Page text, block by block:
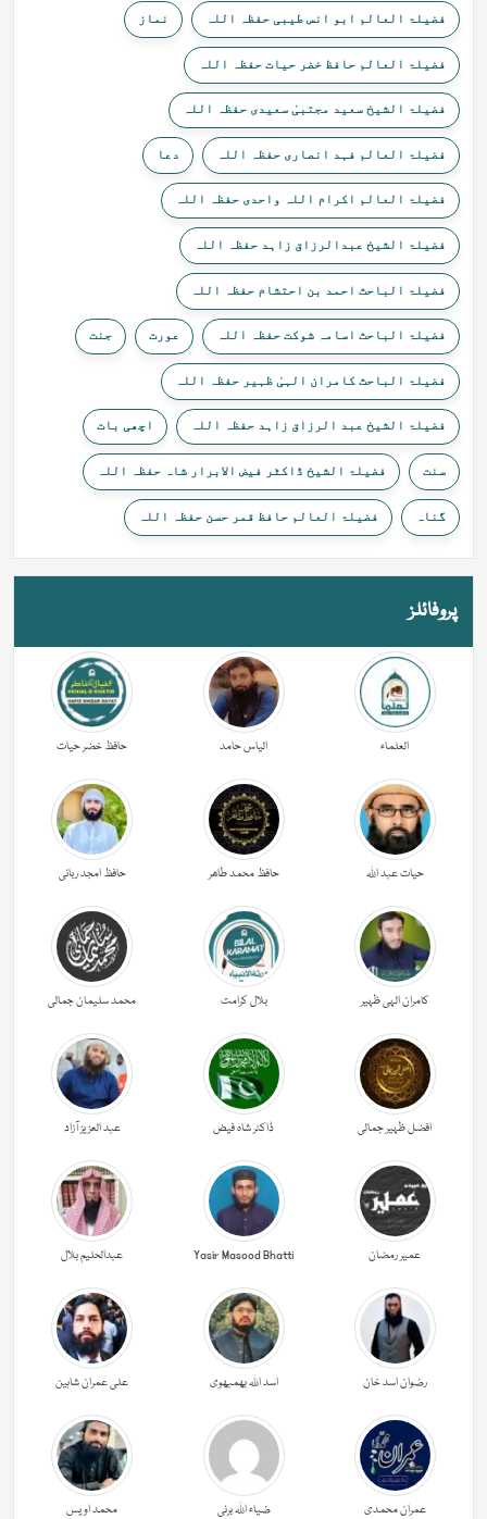
فضیلۃ العالم ابو انس طیبی حفظہ اللہ نماز
فضیلۃ العالم حافظ خضر حیات حفظہ اللہ
فضیلۃ الشیخ سعید مجتبیٰ سعیدی حفظہ اللہ
فضیلۃ العالم فہد انصاری حفظہ اللہ دعا
فضیلۃ العالم اکرام اللہ واحدی حفظہ اللہ
فضیلۃ الشیخ عبدالرزاق زاہد حفظہ اللہ
فضیلۃ الباحث احمد بن احتشام حفظہ اللہ
فضیلۃ الباحث اسامہ شوکت حفظہ اللہ عورت جنت
فضیلۃ الباحث کامران الہیٰ ظہیر حفظہ اللہ
فضیلۃ الشیخ عبد الرزاق زاہد حفظہ اللہ اچھی بات
سنت فضیلۃ الشیخ ڈاکٹر فیض الابرار شاہ حفظہ اللہ
گناہ فضیلۃ العالم حافظ قمر حسن حفظہ اللہ
پروفائلز
العلماء الیاس حامد حافظ خضر حیات
حیات عبد اللہ حافظ محمد طاھر حافظ امجد ربانی
کامران الہی ظہیر بلال کرامت محمد سلیمان جمالی
افضل ظہیر جمالی ڈاکٹر شاہ فیض عبد العزیز آزاد
عمیر رمضان Yasir Masood Bhatti عبدالحليم بلال
رضوان اسد خان اسد اللہ بھمبھوی علی عمران شاہین
عمران محمدی ضیاء اللہ برنی محمد اویس